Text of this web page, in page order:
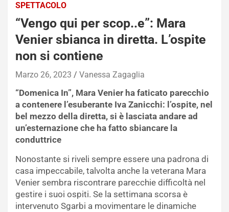
SPETTACOLO
“Vengo qui per scop..e”: Mara
Venier sbianca in diretta. L’ospite
non si contiene
Marzo 26, 2023 Vanessa Zagaglia
“Domenica In”, Mara Venier ha faticato parecchio
a contenere l’esuberante Iva Zanicchi: l’ospite, nel
bel mezzo della diretta, si è lasciata andare ad
un’esternazione che ha fatto sbiancare la
conduttrice
Nonostante si riveli sempre essere una padrona di
casa impeccabile, talvolta anche la veterana Mara
Venier sembra riscontrare parecchie difficoltà nel
gestire i suoi ospiti. Se la settimana scorsa è
intervenuto Sgarbi a movimentare le dinamiche